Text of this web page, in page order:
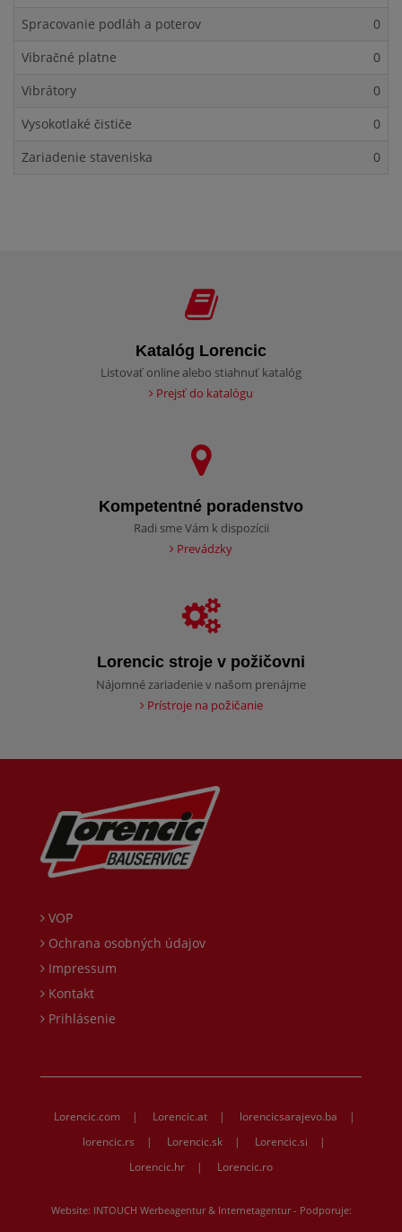
Spracovanie podláh a poterov
0
Vibračné platne
0
Vibrátory
0
Vysokotlaké čističe
0
Zariadenie staveniska
0
Katalóg Lorencic
Listovať online alebo stiahnuť katalóg
Prejsť do katalógu
Kompetentné poradenstvo
Radi sme Vám k dispozícii
Prevádzky
Lorencic stroje v požičovni
Nájomné zariadenie v našom prenájme
Prístroje na požičanie
VOP
Ochrana osobných údajov
Impressum
Kontakt
Prihlásenie
Lorencic.com | Lorencic.at | lorencicsarajevo.ba
|
lorencic.rs
| Lorencic.sk | Lorencic.si
|
Lorencic.hr
| Lorencic.ro
Website: INTOUCH Werbeagentur & Internetagentur- Podporuje: